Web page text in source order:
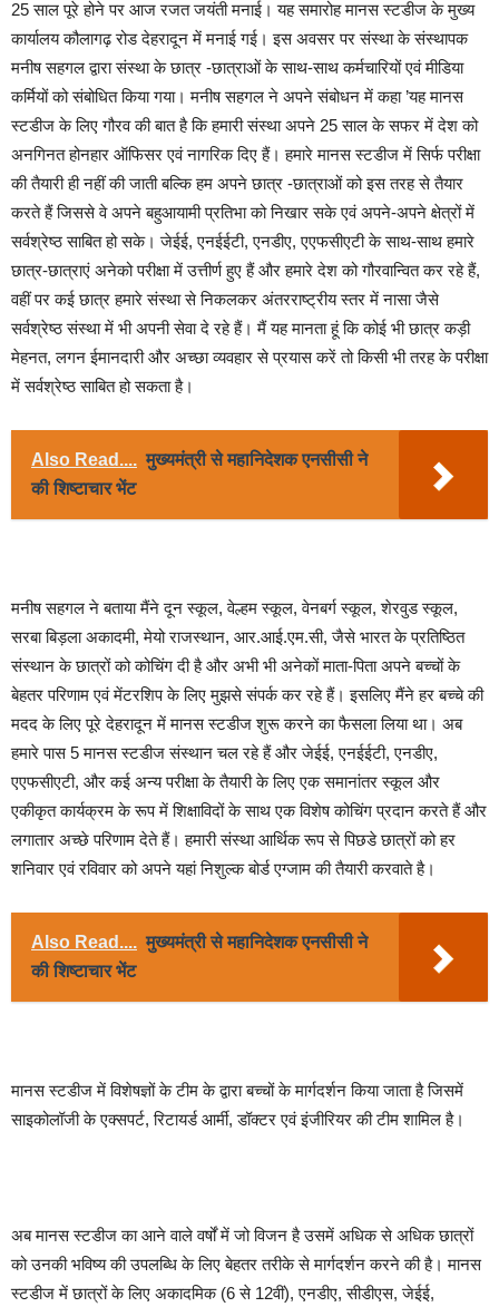
25 साल पूरे होने पर आज रजत जयंती मनाई। यह समारोह मानस स्टडीज के मुख्य
कार्यालय कौलागढ़ रोड देहरादून में मनाई गई। इस अवसर पर संस्था के संस्थापक
मनीष सहगल द्वारा संस्था के छात्र -छात्राओं के साथ-साथ कर्मचारियों एवं मीडिया
कर्मियों को संबोधित किया गया। मनीष सहगल ने अपने संबोधन में कहा ’यह मानस
स्टडीज के लिए गौरव की बात है कि हमारी संस्था अपने 25 साल के सफर में देश को
अनगिनत होनहार ऑफिसर एवं नागरिक दिए हैं। हमारे मानस स्टडीज में सिर्फ परीक्षा
की तैयारी ही नहीं की जाती बल्कि हम अपने छात्र -छात्राओं को इस तरह से तैयार
करते हैं जिससे वे अपने बहुआयामी प्रतिभा को निखार सके एवं अपने-अपने क्षेत्रों में
सर्वश्रेष्ठ साबित हो सके। जेईई, एनईईटी, एनडीए, एएफसीएटी के साथ-साथ हमारे
छात्र-छात्राएं अनेको परीक्षा में उत्तीर्ण हुए हैं और हमारे देश को गौरवान्वित कर रहे हैं,
वहीं पर कई छात्र हमारे संस्था से निकलकर अंतरराष्ट्रीय स्तर में नासा जैसे
सर्वश्रेष्ठ संस्था में भी अपनी सेवा दे रहे हैं। मैं यह मानता हूं कि कोई भी छात्र कड़ी
मेहनत, लगन ईमानदारी और अच्छा व्यवहार से प्रयास करें तो किसी भी तरह के परीक्षा
में सर्वश्रेष्ठ साबित हो सकता है।
Also Read.... मुख्यमंत्री से महानिदेशक एनसीसी ने
की शिष्टाचार भेंट
मनीष सहगल ने बताया मैंने दून स्कूल, वेल्हम स्कूल, वेनबर्ग स्कूल, शेरवुड स्कूल,
सरबा बिड़ला अकादमी, मेयो राजस्थान, आर.आई.एम.सी, जैसे भारत के प्रतिष्ठित
संस्थान के छात्रों को कोचिंग दी है और अभी भी अनेकों माता-पिता अपने बच्चों के
बेहतर परिणाम एवं मेंटरशिप के लिए मुझसे संपर्क कर रहे हैं। इसलिए मैंने हर बच्चे की
मदद के लिए पूरे देहरादून में मानस स्टडीज शुरू करने का फैसला लिया था। अब
हमारे पास 5 मानस स्टडीज संस्थान चल रहे हैं और जेईई, एनईईटी, एनडीए,
एएफसीएटी, और कई अन्य परीक्षा के तैयारी के लिए एक समानांतर स्कूल और
एकीकृत कार्यक्रम के रूप में शिक्षाविदों के साथ एक विशेष कोचिंग प्रदान करते हैं और
लगातार अच्छे परिणाम देते हैं। हमारी संस्था आर्थिक रूप से पिछडे छात्रों को हर
शनिवार एवं रविवार को अपने यहां निशुल्क बोर्ड एग्जाम की तैयारी करवाते है।
Also Read.... मुख्यमंत्री से महानिदेशक एनसीसी ने
की शिष्टाचार भेंट
मानस स्टडीज में विशेषज्ञों के टीम के द्वारा बच्चों के मार्गदर्शन किया जाता है जिसमें
साइकोलॉजी के एक्सपर्ट, रिटायर्ड आर्मी, डॉक्टर एवं इंजीरियर की टीम शामिल है।
अब मानस स्टडीज का आने वाले वर्षों में जो विजन है उसमें अधिक से अधिक छात्रों
को उनकी भविष्य की उपलब्धि के लिए बेहतर तरीके से मार्गदर्शन करने की है। मानस
स्टडीज में छात्रों के लिए अकादमिक (6 से 12वीं), एनडीए, सीडीएस, जेईई,